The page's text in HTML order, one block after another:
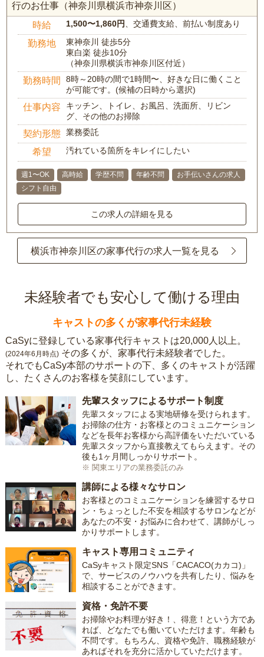
行のお仕事（神奈川県横浜市神奈川区）
時給 1,500〜1,860円 、交通費支給、前払い制度あり
勤務地
東神奈川 徒歩5分
東白楽 徒歩10分
（神奈川県横浜市神奈川区付近）
勤務時間
8時～20時の間で1時間〜、好きな日に働くこと
が可能です。(候補の日時から選択)
仕事内容
キッチン、トイレ、お風呂、洗面所、リビン
グ、その他のお掃除
契約形態 業務委託
希望 汚れている箇所をキレイにしたい
週1〜OK 高時給 学歴不問 年齢不問
お手伝いさんの求人
シフト自由
この求人の詳細を見る
横浜市神奈川区の家事代行の求人一覧を見る
未経験者でも安心して働ける理由
キャストの多くが家事代行未経験
CaSyに登録している家事代行キャストは20,000人以上。
(2024年6月時点) その多くが、家事代行未経験者でした。
それでもCaSy本部のサポートの下、多くのキャストが活躍
し、たくさんのお客様を笑顔にしています。
先輩スタッフによるサポート制度
先輩スタッフによる実地研修を受けられます。
お掃除の仕方・お客様とのコミュニケーション
などを長年お客様から高評価をいただいている
先輩スタッフから直接教えてもらえます。その
後も1ヶ月間しっかりサポート。
※ 関東エリアの業務委託のみ
講師による様々なサロン
お客様とのコミュニケーションを練習するサロ
ン・ちょっとした不安を相談するサロンなどが
あなたの不安・お悩みに合わせて、講師がしっ
かりサポートします。
キャスト専用コミュニティ
CaSyキャスト限定SNS「CACACO(カカコ)」
で、サービスのノウハウを共有したり、悩みを
相談することができます。
資格・免許不要
お掃除やお料理が好き！、得意！という方であ
れば、どなたでも働いていただけます。年齢も
不問です。もちろん、資格や免許、職務経験が
あればそれを充分に活かしていただけます。